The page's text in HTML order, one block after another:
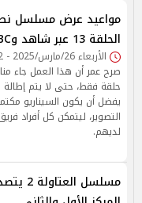
مواعيد عرض مسلسل
الحلقة 13 عبر شاهد وMBC
الأربعاء 26/مارس/2025 - 08:32 م
صرح عمر أن هذا العمل جاء
حلقة فقط، حتى لا يتم
يفضل أن يكون السيناريو
التصوير، ليتمكن كل أفراد
لديهم.
مسلسل